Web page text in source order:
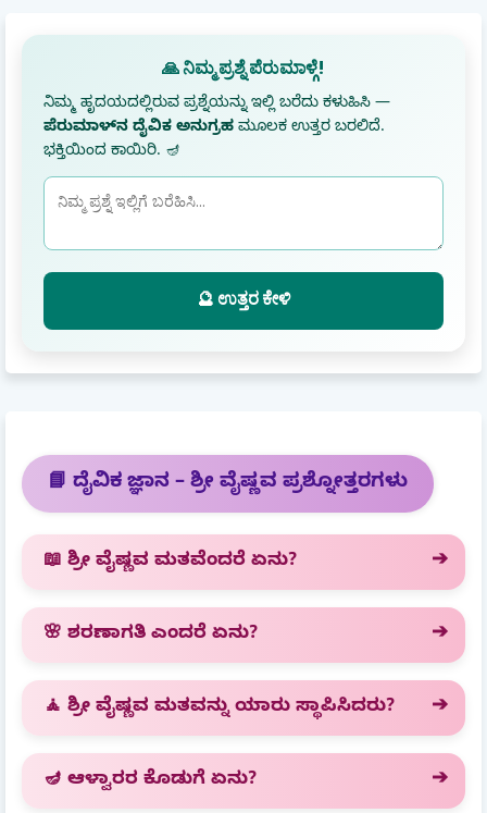
🙏 ನಿಮ್ಮ ಪ್ರಶ್ನೆ ಪೆರುಮಾಳ್ಗೆ!
ನಿಮ್ಮ ಹೃದಯದಲ್ಲಿರುವ ಪ್ರಶ್ನೆಯನ್ನು ಇಲ್ಲಿ ಬರೆದು ಕಳುಹಿಸಿ —
ಪೆರುಮಾಳ್‌ನ ದೈವಿಕ ಅನುಗ್ರಹ ಮೂಲಕ ಉತ್ತರ ಬರಲಿದೆ.
ಭಕ್ತಿಯಿಂದ ಕಾಯಿರಿ. 🪔
🔮 ಉತ್ತರ ಕೇಳಿ
📘 ದೈವಿಕ ಜ್ಞಾನ – ಶ್ರೀ ವೈಷ್ಣವ ಪ್ರಶ್ನೋತ್ತರಗಳು
📖 ಶ್ರೀ ವೈಷ್ಣವ ಮತವೆಂದರೆ ಏನು?
🌸 ಶರಣಾಗತಿ ಎಂದರೆ ಏನು?
🧘 ಶ್ರೀ ವೈಷ್ಣವ ಮತವನ್ನು ಯಾರು ಸ್ಥಾಪಿಸಿದರು?
🪔 ಆಳ್ವಾರರ ಕೊಡುಗೆ ಏನು?